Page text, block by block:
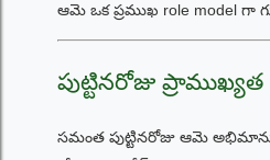
ఆమె ఒక ప్రముఖ role model గా
పుట్టినరోజు ప్రాముఖ్యత
సమంత పుట్టినరోజు ఆమె